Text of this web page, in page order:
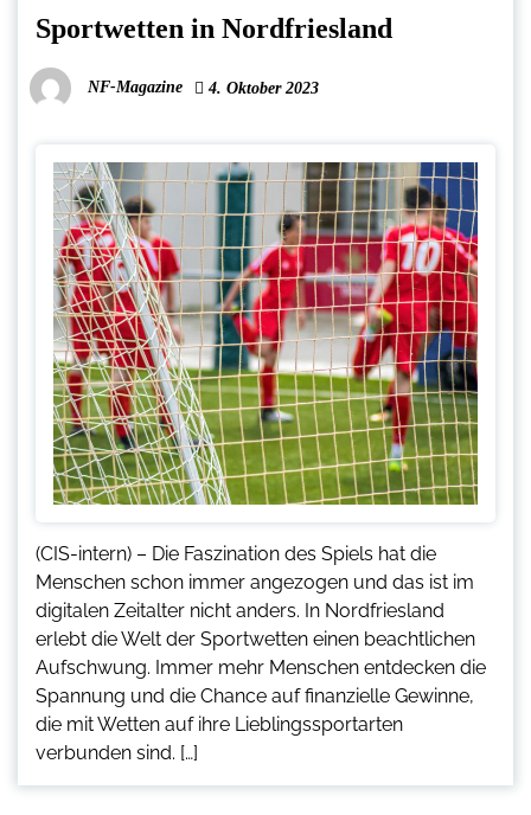
Sportwetten in Nordfriesland
NF-Magazine 4. Oktober 2023
(CIS-intern) – Die Faszination des Spiels hat die
Menschen schon immer angezogen und das ist im
digitalen Zeitalter nicht anders. In Nordfriesland
erlebt die Welt der Sportwetten einen beachtlichen
Aufschwung. Immer mehr Menschen entdecken die
Spannung und die Chance auf finanzielle Gewinne,
die mit Wetten auf ihre Lieblingssportarten
verbunden sind. […]